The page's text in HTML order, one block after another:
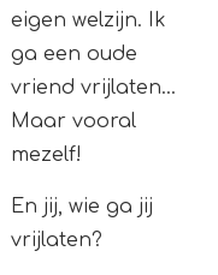
eigen welzijn. Ik
ga een oude
vriend vrijlaten…
Maar vooral
mezelf!
En jij, wie ga jij
vrijlaten?